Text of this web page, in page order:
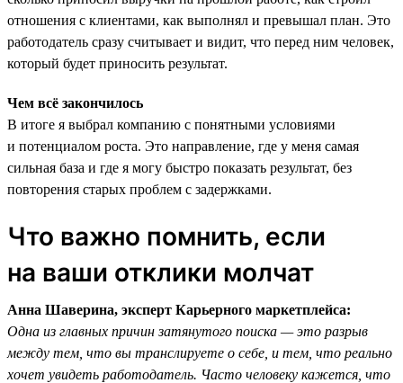
отношения с клиентами, как выполнял и превышал план. Это
работодатель сразу считывает и видит, что перед ним человек,
который будет приносить результат.
Чем всё закончилось
В итоге я выбрал компанию с понятными условиями
и потенциалом роста. Это направление, где у меня самая
сильная база и где я могу быстро показать результат, без
повторения старых проблем с задержками.
Что важно помнить, если
на ваши отклики молчат
Анна Шаверина, эксперт Карьерного маркетплейса:
Одна из главных причин затянутого поиска — это разрыв
между тем, что вы транслируете о себе, и тем, что реально
хочет увидеть работодатель. Часто человеку кажется, что